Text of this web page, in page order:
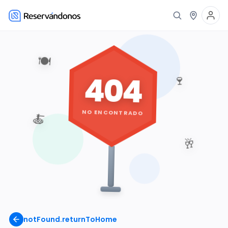
notFound.returnToHome
🍽️
🍷
🥂
🍝
404
NO ENCONTRADO